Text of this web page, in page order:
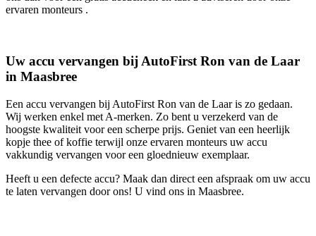
ervaren monteurs .
Uw accu vervangen bij AutoFirst Ron van de Laar
in Maasbree
Een accu vervangen bij AutoFirst Ron van de Laar is zo gedaan.
Wij werken enkel met A-merken. Zo bent u verzekerd van de
hoogste kwaliteit voor een scherpe prijs. Geniet van een heerlijk
kopje thee of koffie terwijl onze ervaren monteurs uw accu
vakkundig vervangen voor een gloednieuw exemplaar.
Heeft u een defecte accu? Maak dan direct een afspraak om uw accu
te laten vervangen door ons! U vind ons in Maasbree.